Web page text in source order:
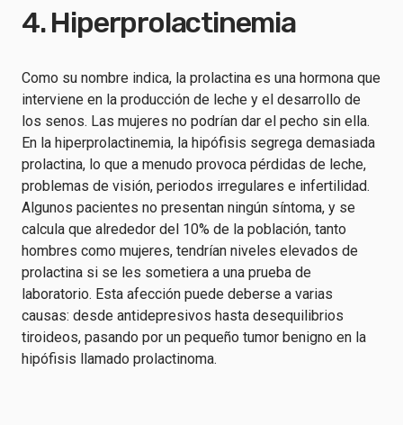
4. Hiperprolactinemia
Como su nombre indica, la prolactina es una hormona que
interviene en la producción de leche y el desarrollo de
los senos. Las mujeres no podrían dar el pecho sin ella.
En la hiperprolactinemia, la hipófisis segrega demasiada
prolactina, lo que a menudo provoca pérdidas de leche,
problemas de visión, periodos irregulares e infertilidad.
Algunos pacientes no presentan ningún síntoma, y se
calcula que alrededor del 10% de la población, tanto
hombres como mujeres, tendrían niveles elevados de
prolactina si se les sometiera a una prueba de
laboratorio. Esta afección puede deberse a varias
causas: desde antidepresivos hasta desequilibrios
tiroideos, pasando por un pequeño tumor benigno en la
hipófisis llamado prolactinoma.